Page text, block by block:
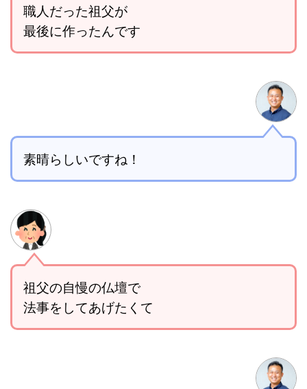
職人だった祖父が
最後に作ったんです
素晴らしいですね！
祖父の自慢の仏壇で
法事をしてあげたくて